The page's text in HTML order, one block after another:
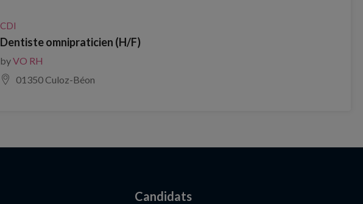
CDI
Dentiste omnipraticien (H/F)
byVO RH
01350 Culoz-Béon
Candidats